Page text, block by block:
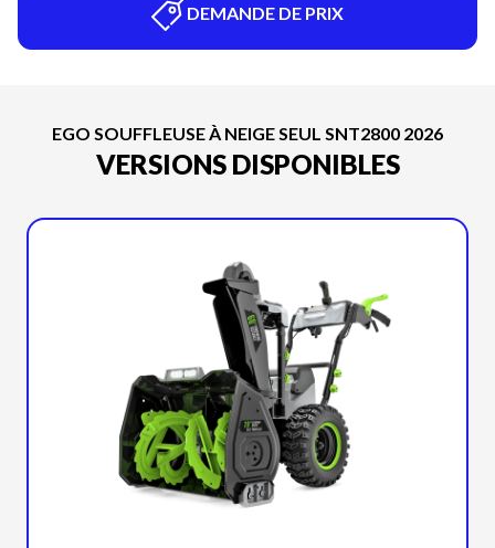
DEMANDE DE PRIX
EGO SOUFFLEUSE À NEIGE SEUL SNT2800 2026
VERSIONS DISPONIBLES